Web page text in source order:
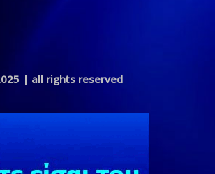
| all rights reserved